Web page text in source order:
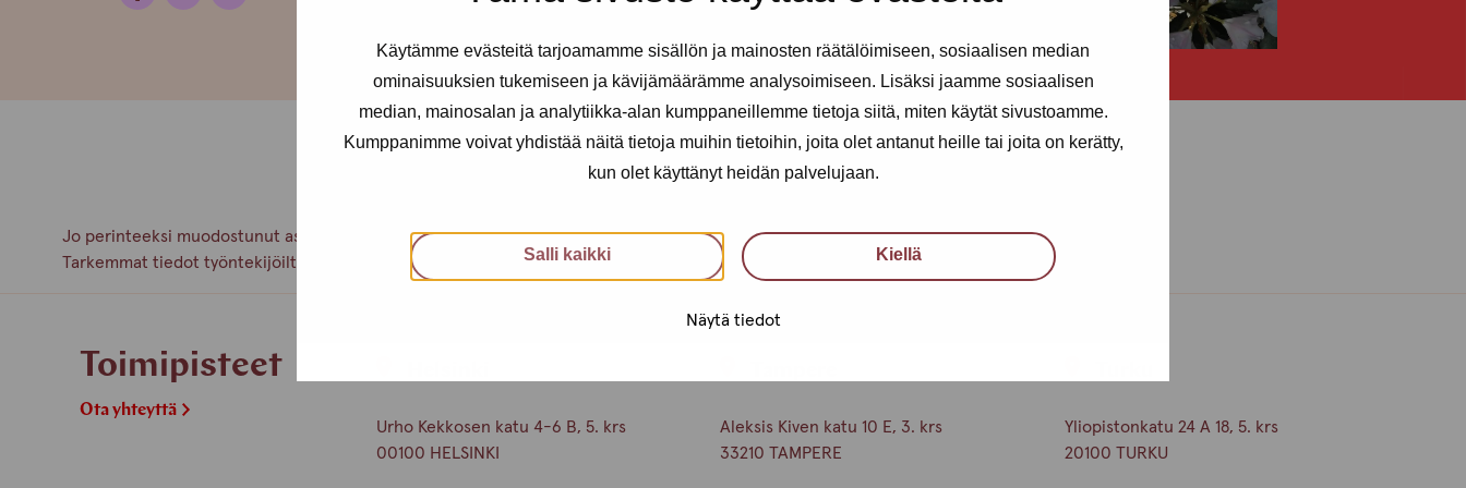
Käytämme evästeitä tarjoamamme sisällön ja mainosten räätälöimiseen, sosiaalisen median
ominaisuuksien tukemiseen ja kävijämäärämme analysoimiseen. Lisäksi jaamme sosiaalisen
median, mainosalan ja analytiikka-alan kumppaneillemme tietoja siitä, miten käytät sivustoamme.
Kumppanimme voivat yhdistää näitä tietoja muihin tietoihin, joita olet antanut heille tai joita on kerätty,
kun olet käyttänyt heidän palvelujaan.
Salli kaikki Kiellä
Näytä tiedot
Jo perinteeksi muodostunut asiakkaiden kesäretki pidetään keskiviikkona 2.7.
Tarkemmat tiedot työntekijöiltä!
Toimipisteet
Ota yhteyttä
Urho Kekkosen katu 4-6 B, 5. krs
00100 HELSINKI
Aleksis Kiven katu 10 E, 3. krs
33210 TAMPERE
Yliopistonkatu 24 A 18, 5. krs
20100 TURKU